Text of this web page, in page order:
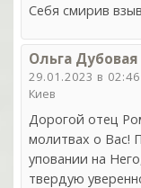
Себя смирив
Ольга Дубовая
29.01.2023 в 02:46
Киев
Дорогой отец
молитвах о Вас!
уповании на
твердую